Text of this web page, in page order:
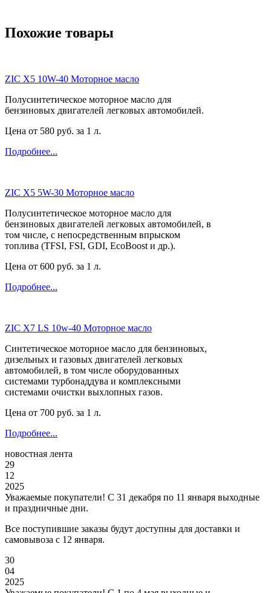
Похожие товары
ZIC X5 10W-40 Моторное масло
Полусинтетическое моторное масло для
бензиновых двигателей легковых автомобилей.
Цена от 580 руб. за 1 л.
Подробнее...
ZIC X5 5W-30 Моторное масло
Полусинтетическое моторное масло для
бензиновых двигателей легковых автомобилей, в
том числе, с непосредственным впрыском
топлива (TFSI, FSI, GDI, EcoBoost и др.).
Цена от 600 руб. за 1 л.
Подробнее...
ZIC X7 LS 10w-40 Моторное масло
Синтетическое моторное масло для бензиновых,
дизельных и газовых двигателей легковых
автомобилей, в том числе оборудованных
системами турбонаддува и комплексными
системами очистки выхлопных газов.
Цена от 700 руб. за 1 л.
Подробнее...
новостная лента
29
12
2025
Уважаемые покупатели! С 31 декабря по 11 января выходные
и праздничные дни.
Все поступившие заказы будут доступны для доставки и
самовывоза с 12 января.
30
04
2025